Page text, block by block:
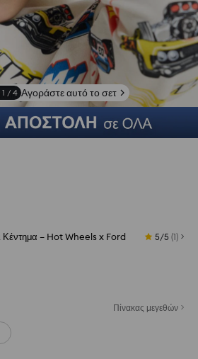
1 / 4 Αγοράστε αυτό το σετ
Κέντημα – Hot Wheels x Ford 5/5 (1)
Πίνακας μεγεθών